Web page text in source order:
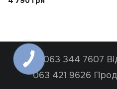
063 344 7607
063 421 9626